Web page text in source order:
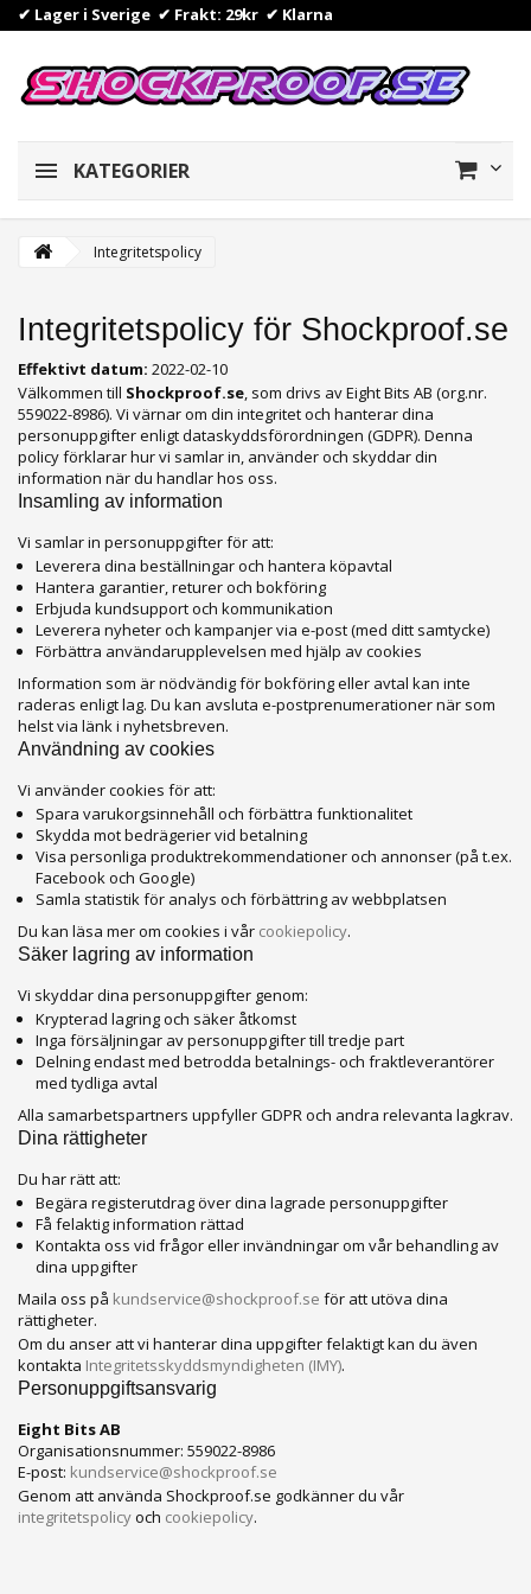
✔ Lager i Sverige ✔ Frakt: 29kr ✔ Klarna
KATEGORIER
Integritetspolicy
Integritetspolicy för Shockproof.se
Effektivt datum: 2022-02-10
Välkommen till Shockproof.se, som drivs av Eight Bits AB (org.nr.
559022-8986). Vi värnar om din integritet och hanterar dina
personuppgifter enligt dataskyddsförordningen (GDPR). Denna
policy förklarar hur vi samlar in, använder och skyddar din
information när du handlar hos oss.
Insamling av information
Vi samlar in personuppgifter för att:
Leverera dina beställningar och hantera köpavtal
Hantera garantier, returer och bokföring
Erbjuda kundsupport och kommunikation
Leverera nyheter och kampanjer via e-post (med ditt samtycke)
Förbättra användarupplevelsen med hjälp av cookies
Information som är nödvändig för bokföring eller avtal kan inte
raderas enligt lag. Du kan avsluta e-postprenumerationer när som
helst via länk i nyhetsbreven.
Användning av cookies
Vi använder cookies för att:
Spara varukorgsinnehåll och förbättra funktionalitet
Skydda mot bedrägerier vid betalning
Visa personliga produktrekommendationer och annonser (på t.ex.
Facebook och Google)
Samla statistik för analys och förbättring av webbplatsen
Du kan läsa mer om cookies i vår cookiepolicy.
Säker lagring av information
Vi skyddar dina personuppgifter genom:
Krypterad lagring och säker åtkomst
Inga försäljningar av personuppgifter till tredje part
Delning endast med betrodda betalnings- och fraktleverantörer
med tydliga avtal
Alla samarbetspartners uppfyller GDPR och andra relevanta lagkrav.
Dina rättigheter
Du har rätt att:
Begära registerutdrag över dina lagrade personuppgifter
Få felaktig information rättad
Kontakta oss vid frågor eller invändningar om vår behandling av
dina uppgifter
Maila oss på kundservice@shockproof.se för att utöva dina
rättigheter.
Om du anser att vi hanterar dina uppgifter felaktigt kan du även
kontakta Integritetsskyddsmyndigheten (IMY).
Personuppgiftsansvarig
Eight Bits AB
Organisationsnummer: 559022-8986
E-post: kundservice@shockproof.se
Genom att använda Shockproof.se godkänner du vår
integritetspolicyoch cookiepolicy.